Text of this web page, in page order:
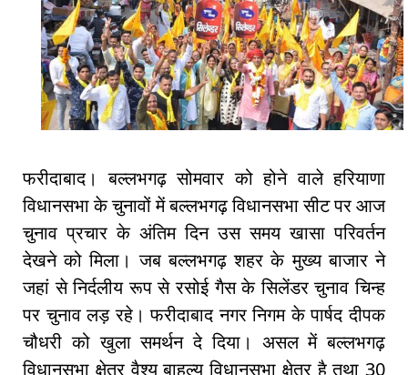
फरीदाबाद। बल्लभगढ़ सोमवार को होने वाले हरियाणा
विधानसभा के चुनावों में बल्लभगढ़ विधानसभा सीट पर आज
चुनाव प्रचार के अंतिम दिन उस समय खासा परिवर्तन
देखने को मिला। जब बल्लभगढ़ शहर के मुख्य बाजार ने
जहां से निर्दलीय रूप से रसोई गैस के सिलेंडर चुनाव चिन्ह
पर चुनाव लड़ रहे। फरीदाबाद नगर निगम के पार्षद दीपक
चौधरी को खुला समर्थन दे दिया। असल में बल्लभगढ़
विधानसभा क्षेत्र वैश्य बाहुल्य विधानसभा क्षेत्र है तथा 30